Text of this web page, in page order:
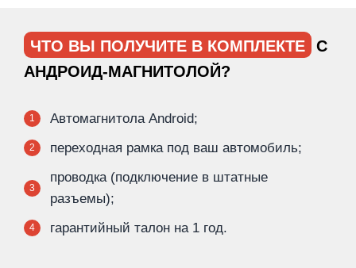
ЧТО ВЫ ПОЛУЧИТЕ В КОМПЛЕКТЕ
С
АНДРОИД-МАГНИТОЛОЙ?
1 Автомагнитола Android;
2 переходная рамка под ваш автомобиль;
3
проводка (подключение в штатные
разъемы);
4 гарантийный талон на 1 год.